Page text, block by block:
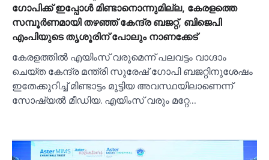
ഗോപിക്ക് ഇപ്പോള്‍ മിണ്ടാനൊന്നുമില്ല, കേരളത്തെ
സമ്പൂര്‍ണമായി തഴഞ്ഞ് കേന്ദ്ര ബജറ്റ്, ബിജെപി
എംപിയുടെ തൃശൂരിന് പോലും നാണക്കേട്
കേരളത്തില്‍ എയിംസ് വരുമെന്ന് പലവട്ടം വാഗ്ദാം
ചെയ്ത കേന്ദ്ര മന്ത്രി സുരേഷ് ഗോപി ബജറ്റിനുശേഷം
ഇതേക്കുറിച്ച്‌ മിണ്ടാട്ടം മുട്ടിയ അവസ്ഥയിലാണെന്ന്
സോഷ്യല്‍ മീഡിയ. എയിംസ് വരും മറ്റേ…